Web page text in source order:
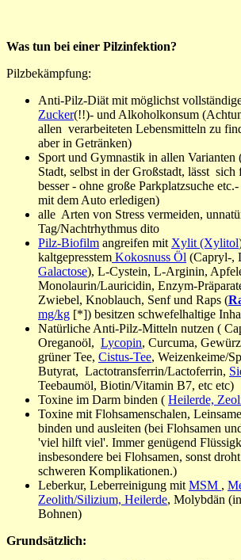
Was tun bei einer Pilzinfektion?
Pilzbekämpfung:
Anti-Pilz-Diät mit möglichst
Zucker(!!)- und Alkoholkonsum
allen verarbeiteten Lebensmitteln zu
aber in Getränken)
Sport und Gymnastik in allen Varianten
Stadt, selbst in der Großstadt, lässt sich
besser - ohne große Parkplatzsuche
mit dem Auto erledigen)
alle Arten von Stress vermeiden,
Tag/Nachtrhythmus dito
Pilz-Biofilm angreifen mit Xylit (Xylitol
kaltgepresstem Kokosnuss Öl (Capryl-,
Galactose), L-Cystein, L-Arginin,
Monolaurin/Lauricidin, Enzym-
Zwiebel, Knoblauch, Senf und Raps (
mg/kg [*]) besitzen schwefelhaltige
Natürliche Anti-Pilz-Mitteln nutzen (
Oreganoöl, Lycopin, Curcuma,
grüner Tee, Cistus-Tee, Weizenkeime/
Butyrat, Lactotransferrin/Lactoferrin,
Teebaumöl, Biotin/Vitamin B7, etc etc)
Toxine im Darm binden ( Heilerde,
Toxine mit Flohsamenschalen,
binden und ausleiten (bei Flohsamen
'viel hilft viel'. Immer genügend
insbesondere bei Flohsamen, sonst
schweren Komplikationen.)
Leberkur, Leberreinigung mit MSM ,
Zeolith/Silizium, Heilerde, Molybdän
Bohnen)
Grundsätzlich: